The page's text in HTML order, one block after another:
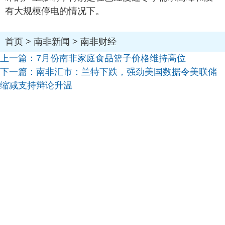
有大规模停电的情况下。
首页 > 南非新闻 > 南非财经
上一篇： 7月份南非家庭食品篮子价格维持高位
下一篇： 南非汇市：兰特下跌，强劲美国数据令美联储
缩减支持辩论升温